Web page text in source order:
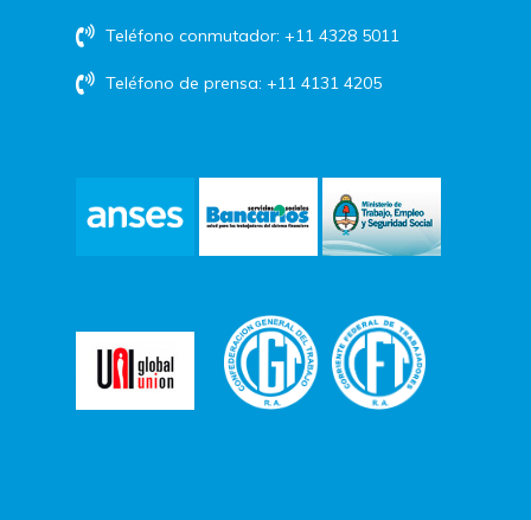
Teléfono conmutador: +11 4328 5011
Teléfono de prensa: +11 4131 4205